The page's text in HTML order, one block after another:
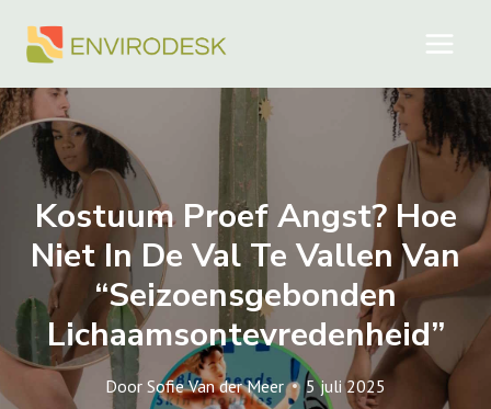
naar
Kostuum Proef Angst? Hoe
Niet In De Val Te Vallen Van
“seizoensgebonden
Lichaamsontevredenheid”
Door Sofie Van der Meer 5 juli 2025